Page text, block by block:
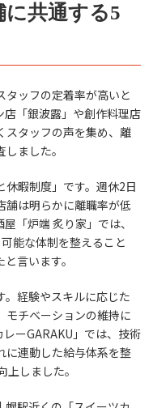
に共通する5
ッフの定着率が高いと
店「銀波露」や創作料理店
スタッフの声を集め、離
ました。
休暇制度」です。週休2日
舗は明らかに離職率が低
「炉端 炙り家」では、
能な体制を整えること
言います。
。経験やスキルに応じた
モチベーションの維持に
ーGARAKU」では、技術
に連動した給与体系を整
しました。